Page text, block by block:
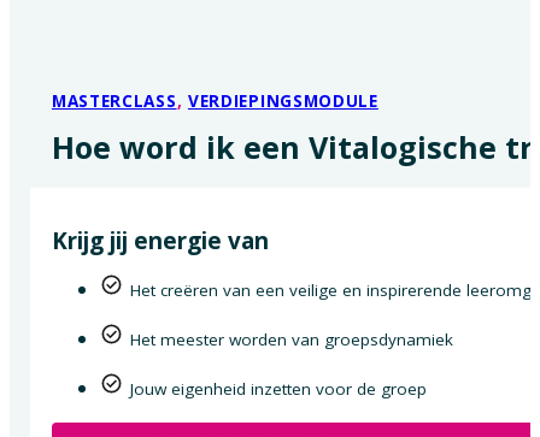
MASTERCLASS, VERDIEPINGSMODULE
Hoe word ik een Vitalogische
Krijg jij energie van
Het creëren van een veilige en inspirerende
Het meester worden van groepsdynamiek
Jouw eigenheid inzetten voor de groep